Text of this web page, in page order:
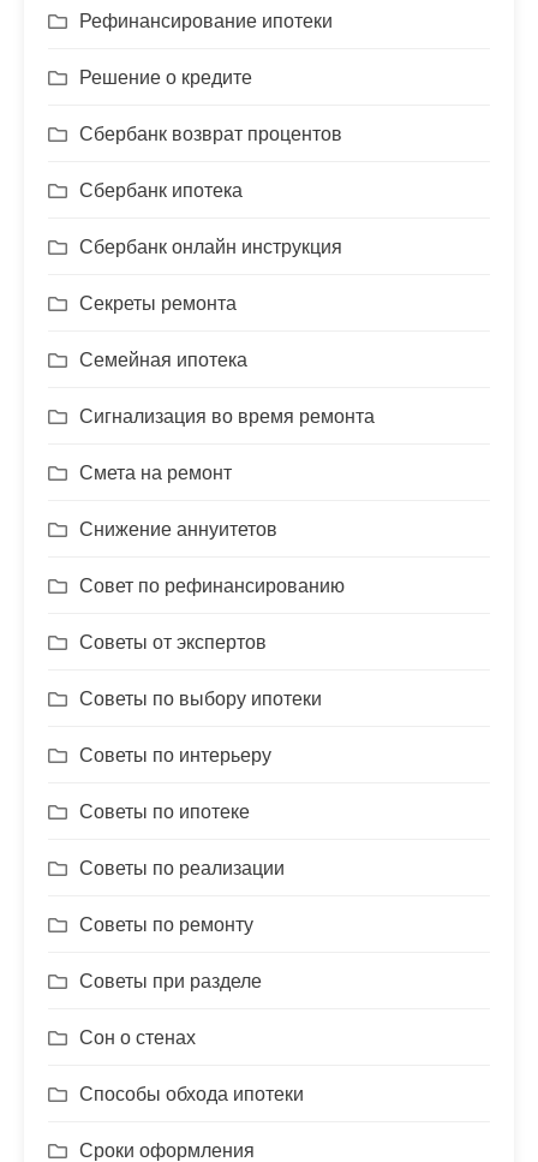
Рефинансирование ипотеки
Решение о кредите
Сбербанк возврат процентов
Сбербанк ипотека
Сбербанк онлайн инструкция
Секреты ремонта
Семейная ипотека
Сигнализация во время ремонта
Смета на ремонт
Снижение аннуитетов
Совет по рефинансированию
Советы от экспертов
Советы по выбору ипотеки
Советы по интерьеру
Советы по ипотеке
Советы по реализации
Советы по ремонту
Советы при разделе
Сон о стенах
Способы обхода ипотеки
Сроки оформления